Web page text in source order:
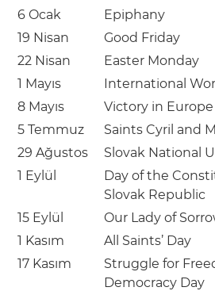
6 Ocak
Epiphany
19 Nisan
Good Friday
22 Nisan
Easter Monday
1 Mayıs
International
8 Mayıs
Victory in
5 Temmuz
Saints Cyril and
29 Ağustos
Slovak National
1 Eylül
Day of the
Slovak Republic
15 Eylül
Our Lady of
1 Kasım
All Saints’ Day
17 Kasım
Struggle for
Democracy Day